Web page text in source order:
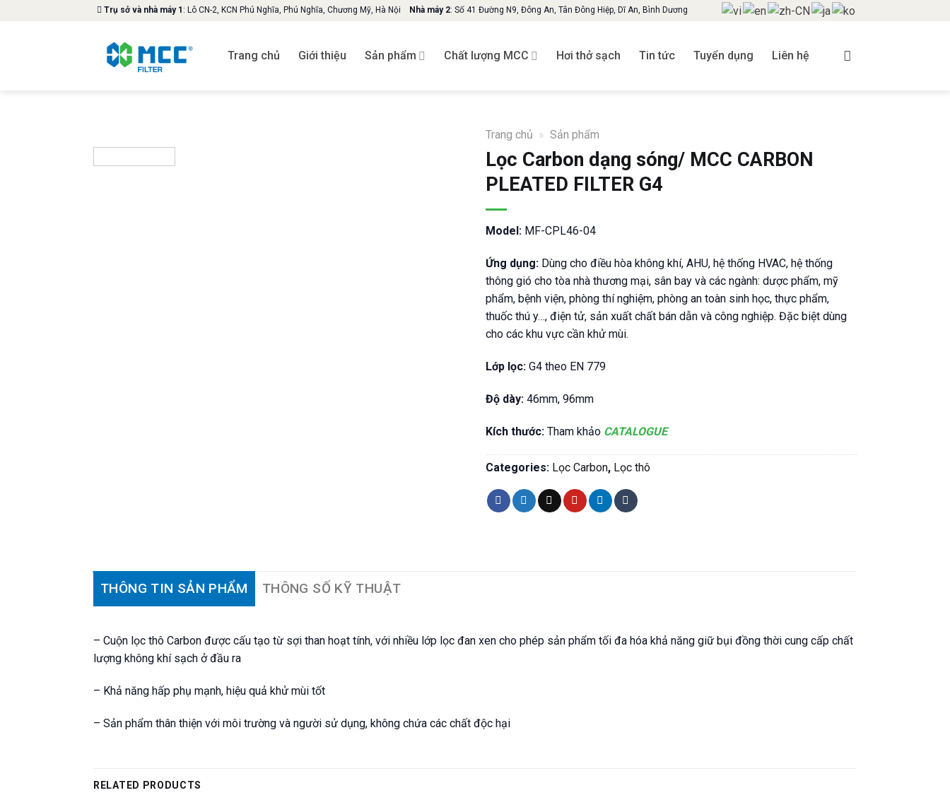
Trụ sở và nhà máy 1 : Lô CN-2, KCN Phú Nghĩa, Phú Nghĩa, Chương Mỹ, Hà Nội Nhà máy 2: Số 41 Đường N9, Đông An, Tân Đông Hiệp, Dĩ An, Bình Dương
Trang chủ Giới thiệu Sản phẩm Chất lượng MCC Hơi thở sạch Tin tức Tuyển dụng Liên hệ
Trang chủ » Sản phẩm
Lọc Carbon dạng sóng/ MCC CARBON
PLEATED FILTER G4
Model: MF-CPL46-04
Ứng dụng: Dùng cho điều hòa không khí, AHU, hệ thống HVAC, hệ thống
thông gió cho tòa nhà thương mại, sân bay và các ngành: dược phẩm, mỹ
phẩm, bệnh viện, phòng thí nghiệm, phòng an toàn sinh học, thực phẩm,
thuốc thú y…, điện tử, sản xuất chất bán dẫn và công nghiệp. Đặc biệt dùng
cho các khu vực cần khử mùi.
Lớp lọc: G4 theo EN 779
Độ dày: 46mm, 96mm
Kích thước: Tham khảo CATALOGUE
Categories: Lọc Carbon, Lọc thô
THÔNG TIN SẢN PHẨM THÔNG SỐ KỸ THUẬT
– Cuộn lọc thô Carbon được cấu tạo từ sợi than hoạt tính, với nhiều lớp lọc đan xen cho phép sản phẩm tối đa hóa khả năng giữ bụi đồng thời cung cấp chất
lượng không khí sạch ở đầu ra
– Khả năng hấp phụ mạnh, hiệu quả khử mùi tốt
– Sản phẩm thân thiện với môi trường và người sử dụng, không chứa các chất độc hại
RELATED PRODUCTS